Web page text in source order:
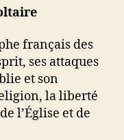
français des
ses attaques
et son
la liberté
l’Église et de